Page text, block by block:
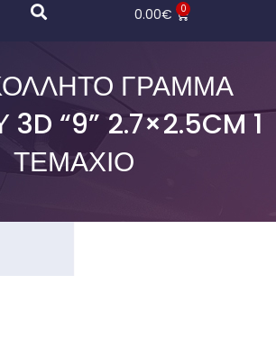
0.00€ 0
ΓΡΆΜΜΑ
“9” 2.7×2.5CM 1
ΤΕΜΆΧΙΟ